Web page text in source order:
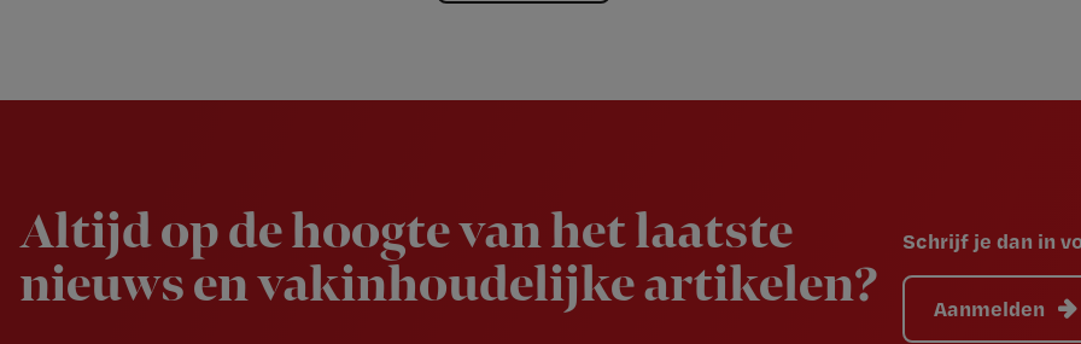
Altijd op de hoogte van het laatste
nieuws en vakinhoudelijke artikelen?
Schrijf je dan in
Aanmelden